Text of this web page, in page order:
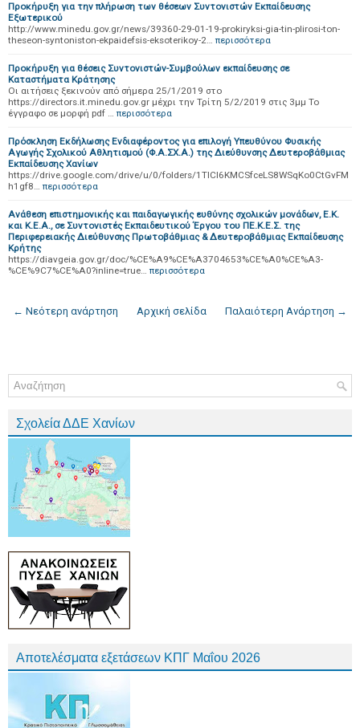
Προκήρυξη για την πλήρωση των θέσεων Συντονιστών Εκπαίδευσης
Εξωτερικού
http://www.minedu.gov.gr/news/39360-29-01-19-prokiryksi-gia-tin-plirosi-ton-
theseon-syntoniston-ekpaidefsis-eksoterikoy-2… περισσότερα
Προκήρυξη για θέσεις Συντονιστών-Συμβούλων εκπαίδευσης σε
Καταστήματα Κράτησης
Οι αιτήσεις ξεκινούν από σήμερα 25/1/2019 στο
https://directors.it.minedu.gov.gr μέχρι την Τρίτη 5/2/2019 στις 3μμ Το
έγγραφο σε μορφή pdf … περισσότερα
Πρόσκληση Εκδήλωσης Ενδιαφέροντος για επιλογή Υπευθύνου Φυσικής
Αγωγής Σχολικού Αθλητισμού (Φ.Α.ΣΧ.Α.) της Διεύθυνσης Δευτεροβάθμιας
Εκπαίδευσης Χανίων
https://drive.google.com/drive/u/0/folders/1TlCl6KMCSfceLS8WSqKo0CtGvFM
h1gf8… περισσότερα
Ανάθεση επιστημονικής και παιδαγωγικής ευθύνης σχολικών μονάδων, Ε.Κ.
και Κ.Ε.Α., σε Συντονιστές Εκπαιδευτικού Έργου του ΠΕ.Κ.Ε.Σ. της
Περιφερειακής Διεύθυνσης Πρωτοβάθμιας & Δευτεροβάθμιας Εκπαίδευσης
Κρήτης
https://diavgeia.gov.gr/doc/%CE%A9%CE%A3704653%CE%A0%CE%A3-
%CE%9C7%CE%A0?inline=true… περισσότερα
← Νεότερη ανάρτηση Παλαιότερη Ανάρτηση →
Αρχική σελίδα
Σχολεία ΔΔΕ Χανίων
Αποτελέσματα εξετάσεων ΚΠΓ Μαΐου 2026